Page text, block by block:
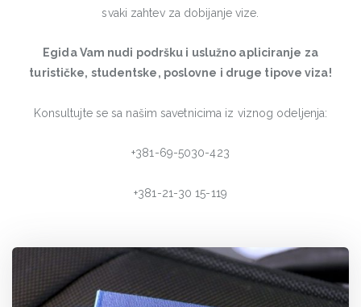
svaki zahtev za dobijanje vize.
Egida Vam nudi podršku i uslužno apliciranje za
turističke, studentske, poslovne i druge tipove viza!
Konsultujte se sa našim savetnicima iz viznog odeljenja:
+381-69-5030-423
+381-21-30 15-119